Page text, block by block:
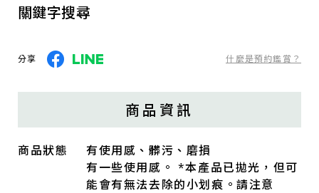
關鍵字搜尋
分享 什麼是預約鑑賞？
商品資訊
商品狀態
有使用感、髒污、磨損
有一些使用感。 *本產品已拋光，但可
能會有無法去除的小划痕。請注意